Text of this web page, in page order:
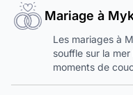
Mariage à
Les mariages à
souffle sur la
moments de